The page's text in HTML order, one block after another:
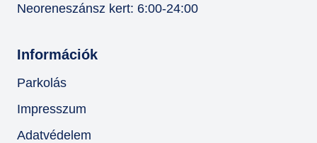
Neoreneszánsz kert: 6:00-24:00
Információk
Parkolás
Impresszum
Adatvédelem